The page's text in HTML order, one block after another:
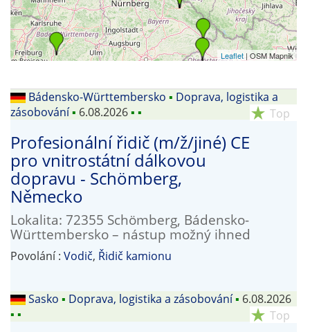
Leaflet| OSM Mapnik
Bádensko-Württembersko ▪ Doprava, logistika a
zásobování▪ 6.08.2026▪ ▪ star_rate Top
Profesionální řidič (m/ž/jiné) CE
pro vnitrostátní dálkovou
dopravu - Schömberg,
Německo
Lokalita: 72355 Schömberg, Bádensko-
Württembersko – nástup možný ihned
Povolání : Vodič, Řidič kamionu
Sasko ▪ Doprava, logistika a zásobování▪ 6.08.2026
▪ ▪ star_rate Top